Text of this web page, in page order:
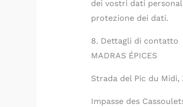
dei vostri dati
protezione dei dati.
8. Dettagli di contatto
MADRAS ÉPICES
Strada del Pic du Midi,
Impasse des